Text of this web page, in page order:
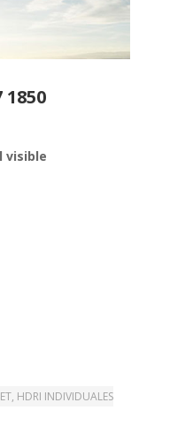
1850
visible
, HDRI INDIVIDUALES